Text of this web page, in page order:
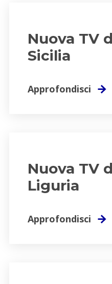
Nuova TV
Sicilia
Approfondisci
Nuova TV
Liguria
Approfondisci